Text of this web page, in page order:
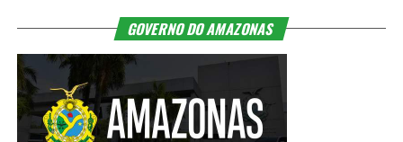
GOVERNO DO AMAZONAS